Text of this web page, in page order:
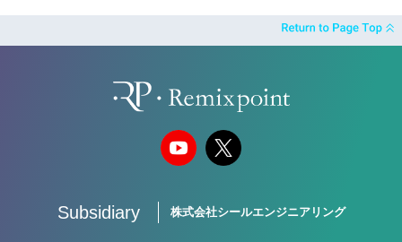
Subsidiary 株式会社シールエンジニアリング